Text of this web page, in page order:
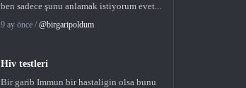
ben sadece şunu anlamak istiyorum evet...
9 ay önce / @birgaripoldum
Hiv testleri
Bir garib Immun bir hastaligin olsa bunu